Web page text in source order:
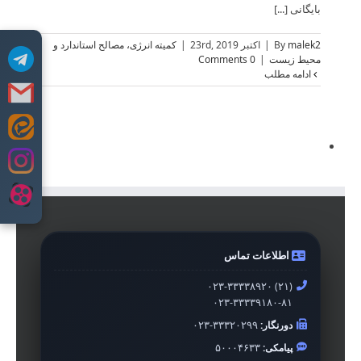
بایگانی [...]
By malek2
| اکتبر 23rd, 2019 | کمیته انرژی، مصالح استاندارد و
محیط زیست |
0 Comments
ادامه مطلب
اطلاعات تماس
۰۲۳-۳۳۳۳۸۹۲۰ (۲۱)
۰۲۳-۳۳۳۳۹۱۸۰-۸۱
دورنگار:۰۲۳-۳۳۳۲۰۲۹۹
پیامکی:۵۰۰۰۴۶۳۳